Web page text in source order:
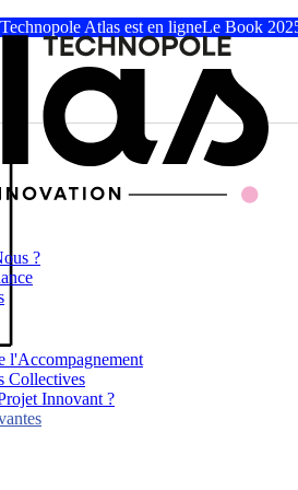
Atlas est en ligneLe Book
?
l'Accompagnement
Collectives
Innovant ?